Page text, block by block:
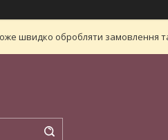
швидко обробляти замовлення